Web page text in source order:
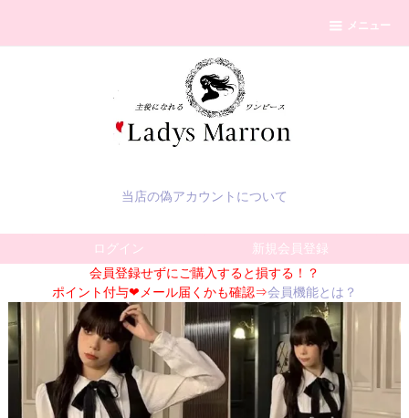
メニュー
当店の偽アカウントについて
ログイン
新規会員登録
会員登録せずにご購入すると損する！？
ポイント付与❤メール届くかも確認⇒会員機能とは？